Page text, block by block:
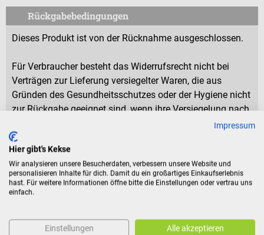
Rückgabebedingungen
Dieses Produkt ist von der Rücknahme ausgeschlossen.
Für Verbraucher besteht das Widerrufsrecht nicht bei
Verträgen zur Lieferung versiegelter Waren, die aus
Gründen des Gesundheitsschutzes oder der Hygiene nicht
zur Rückgabe geeignet sind, wenn ihre Versiegelung nach
Produktidentifikation
Impressum
Hier gibt's Kekse
Wir analysieren unsere Besucherdaten, verbessern unsere Website und
personalisieren Inhalte für dich. Damit du ein großartiges Einkaufserlebnis
hast. Für weitere Informationen öffne bitte die Einstellungen oder vertrau uns
einfach.
Einstellungen Alle akzeptieren